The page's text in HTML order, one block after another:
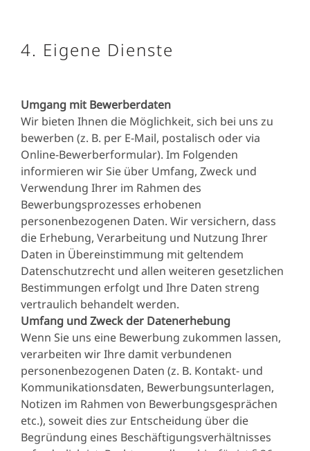
4. Eigene Dienste
Umgang mit Bewerberdaten
Wir bieten Ihnen die Möglichkeit, sich bei uns zu
bewerben (z. B. per E-Mail, postalisch oder via
Online-Bewerberformular). Im Folgenden
informieren wir Sie über Umfang, Zweck und
Verwendung Ihrer im Rahmen des
Bewerbungsprozesses erhobenen
personenbezogenen Daten. Wir versichern, dass
die Erhebung, Verarbeitung und Nutzung Ihrer
Daten in Übereinstimmung mit geltendem
Datenschutzrecht und allen weiteren gesetzlichen
Bestimmungen erfolgt und Ihre Daten streng
vertraulich behandelt werden.
Umfang und Zweck der Datenerhebung
Wenn Sie uns eine Bewerbung zukommen lassen,
verarbeiten wir Ihre damit verbundenen
personenbezogenen Daten (z. B. Kontakt- und
Kommunikationsdaten, Bewerbungsunterlagen,
Notizen im Rahmen von Bewerbungsgesprächen
etc.), soweit dies zur Entscheidung über die
Begründung eines Beschäftigungsverhältnisses